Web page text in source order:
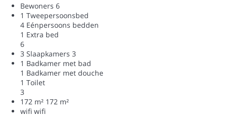
Bewoners 6
1 Tweepersoonsbed
4 Eénpersoons bedden
1 Extra bed
6
3 Slaapkamers 3
1 Badkamer met bad
1 Badkamer met douche
1 Toilet
3
172 m² 172 m²
wifi wifi